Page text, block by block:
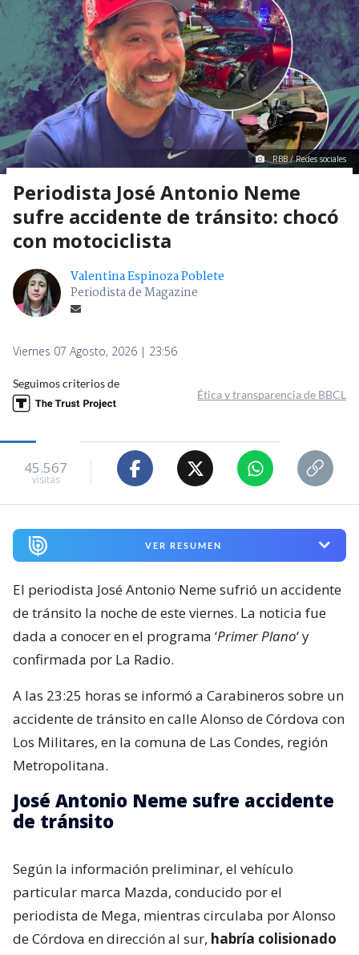
RBB / Redes sociales
Periodista José Antonio Neme
sufre accidente de tránsito: chocó
con motociclista
Valentina Espinoza Poblete
Periodista de Magazine
Viernes 07 Agosto, 2026 | 23:56
Seguimos criterios de
Ética y transparencia de BBCL
45.567
visitas
VER RESUMEN
El periodista José Antonio Neme sufrió un accidente
de tránsito la noche de este viernes. La noticia fue
dada a conocer en el programa ‘Primer Plano‘ y
confirmada por La Radio.
A las 23:25 horas se informó a Carabineros sobre un
accidente de tránsito en calle Alonso de Córdova con
Los Militares, en la comuna de Las Condes, región
Metropolitana.
José Antonio Neme sufre accidente
de tránsito
Según la información preliminar, el vehículo
particular marca Mazda, conducido por el
periodista de Mega, mientras circulaba por Alonso
de Córdova en dirección al sur, habría colisionado